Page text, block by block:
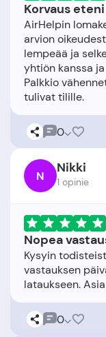
Korvaus
AirHelpin
arvion
lempeää ja
yhtiön kanssa
Palkkio
0
N Nikki
1 opinie
Nopea
Kysyin
vastauksen
0